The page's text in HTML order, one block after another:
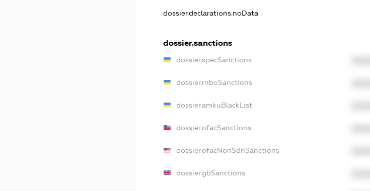
dossier.declarations.noData
dossier.sanctions
dossier.specSanctions
dossier.rnboSanctions
dossier.amkuBlackList
dossier.ofacSanctions
dossier.ofacNonSdnSanctions
dossier.gbSanctions